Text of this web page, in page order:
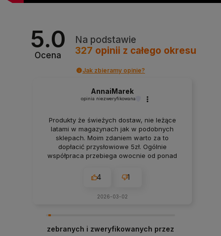
5.0
Ocena
Na podstawie
327 opinii z całego okresu
Jak zbieramy opinie?
AnnaiMarek
opinia niezweryfikowana
Produkty że świeżych dostaw, nie leżące
latami w magazynach jak w podobnych
sklepach. Moim zdaniem warto za to
dopłacić przysłowiowe 5zł. Ogólnie
współpraca przebiega owocnie od ponad
zawsze można liczyć na szybką pomoc czy
konsultacje i rzeczową rade. Polecam z
4 1
2026-03-02
zebranych i zweryfikowanych przez